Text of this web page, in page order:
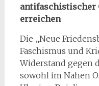
antifaschistischer
erreichen
Die „Neue
Faschismus und
Widerstand gegen
sowohl im Nahen